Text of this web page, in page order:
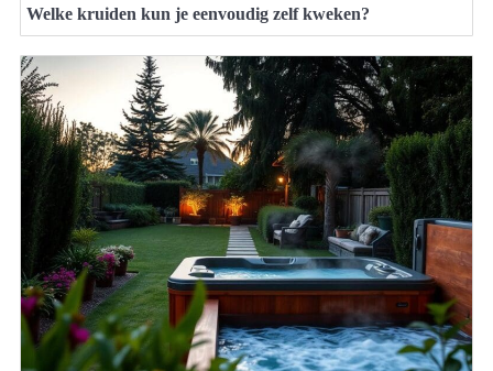
Welke kruiden kun je eenvoudig zelf kweken?